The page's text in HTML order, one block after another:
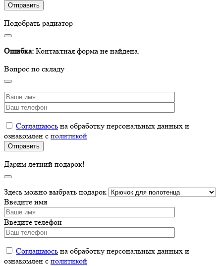
Подобрать радиатор
Ошибка: Контактная форма не найдена.
Вопрос по складу
Соглашаюсь на обработку персональных данных и
ознакомлен с политикой
Дарим летний подарок!
Здесь можно выбрать подарок
Введите имя
Введите телефон
Соглашаюсь на обработку персональных данных и
ознакомлен с политикой